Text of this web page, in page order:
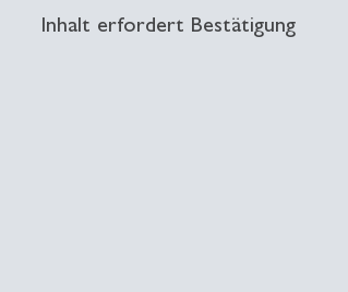
Inhalt erfordert Bestätigung